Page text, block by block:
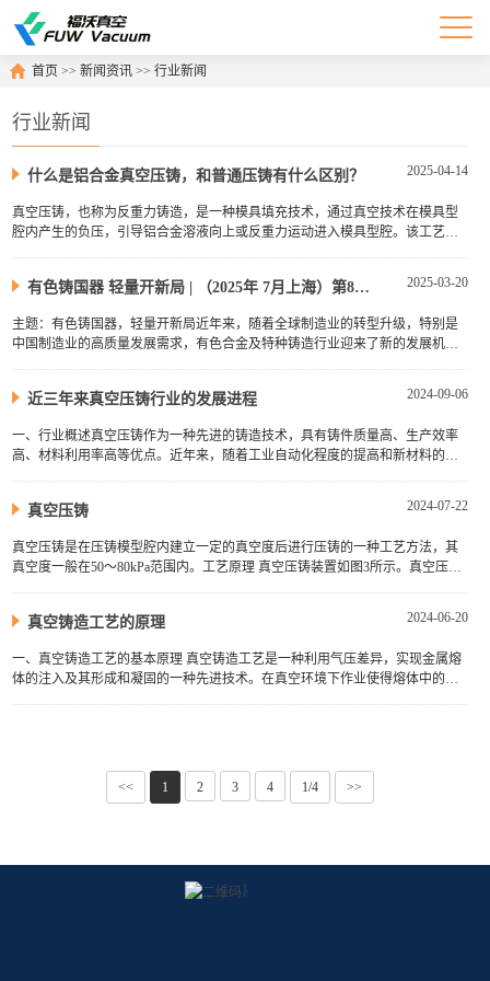
首页 >> 新闻资讯>> 行业新闻
行业新闻
2025-04-14
什么是铝合金真空压铸，和普通压铸有什么区别？
真空压铸，也称为反重力铸造，是一种模具填充技术，通过真空技术在模具型
腔内产生的负压，引导铝合金溶液向上或反重力运动进入模具型腔。该工艺于
2025-03-20
有色铸国器 轻量开新局 | （2025年 7月上海）第8届有色合金及特种铸造技术国际论坛
主题：有色铸国器，轻量开新局近年来，随着全球制造业的转型升级，特别是
中国制造业的高质量发展需求，有色合金及特种铸造行业迎来了新的发展机遇
2024-09-06
近三年来真空压铸行业的发展进程
一、行业概述真空压铸作为一种先进的铸造技术，具有铸件质量高、生产效率
高、材料利用率高等优点。近年来，随着工业自动化程度的提高和新材料的不
2024-07-22
真空压铸
真空压铸是在压铸模型腔内建立一定的真空度后进行压铸的一种工艺方法，其
真空度一般在50～80kPa范围内。工艺原理 真空压铸装置如图3所示。真空压铸
2024-06-20
真空铸造工艺的原理
一、真空铸造工艺的基本原理 真空铸造工艺是一种利用气压差异，实现金属熔
体的注入及其形成和凝固的一种先进技术。在真空环境下作业使得熔体中的气
<< 1 2 3 4 1/4 >>
}